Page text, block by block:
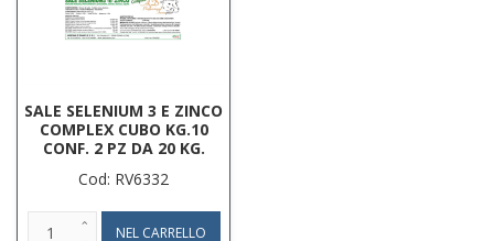
SALE SELENIUM 3 E ZINCO
COMPLEX CUBO KG.10
CONF. 2 PZ DA 20 KG.
Cod: RV6332